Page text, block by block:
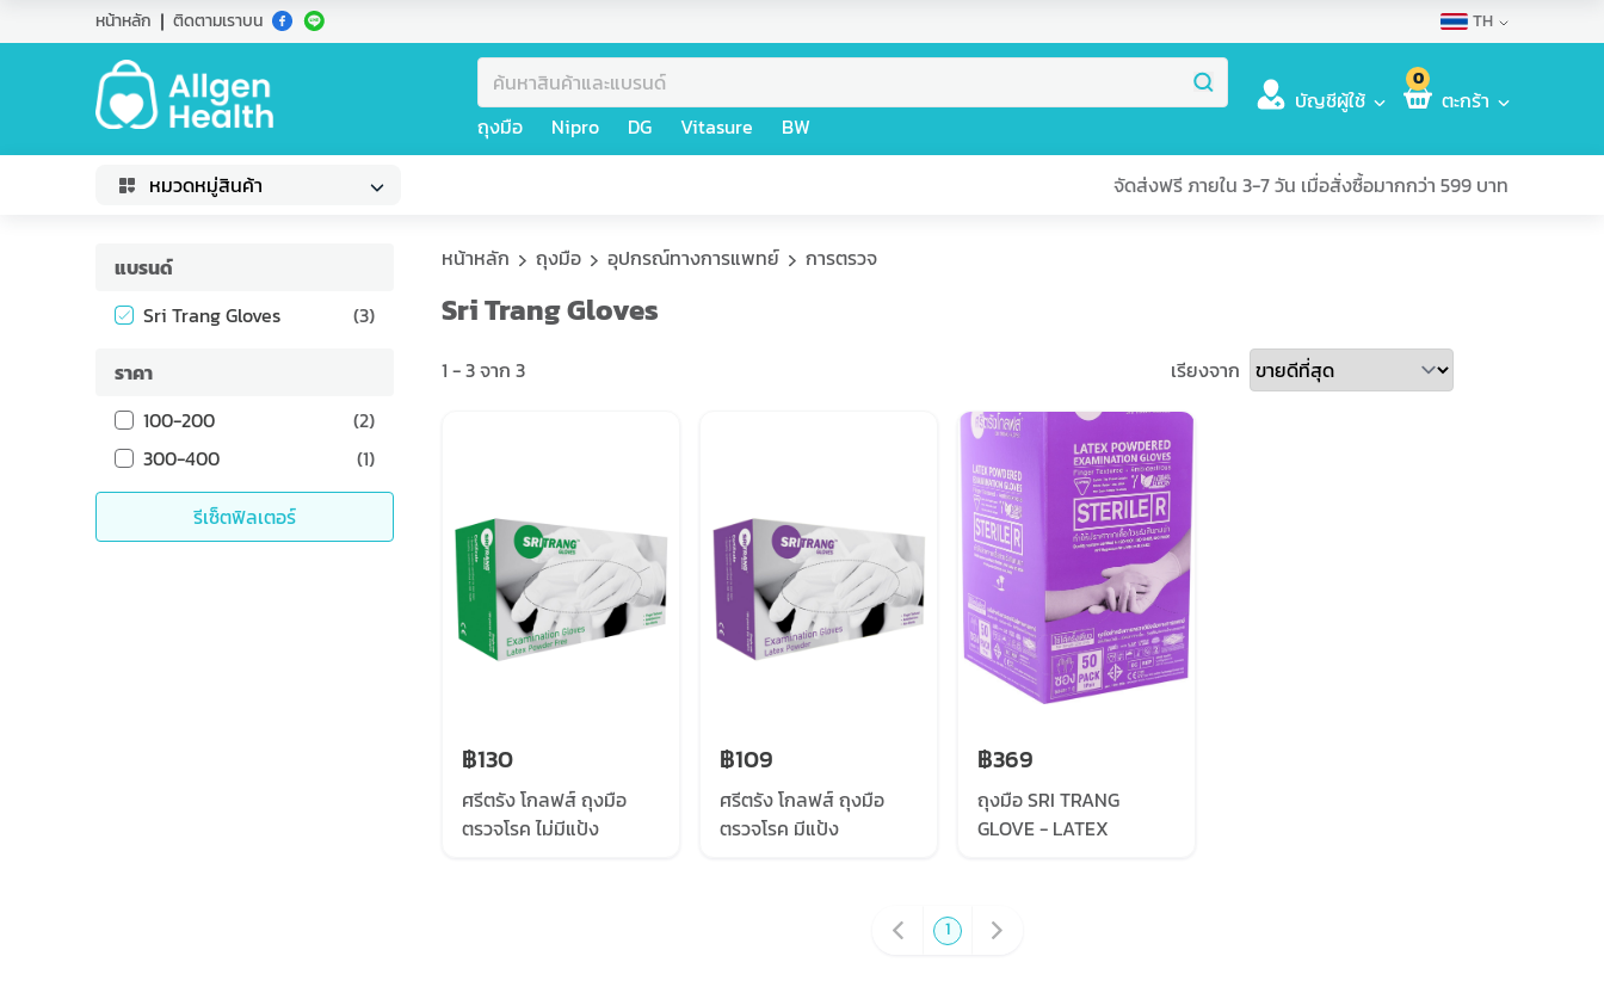
หน้าหลัก ติดตามเราบน TH
ถุงมือ Nipro DG Vitasure BW
บัญชีผู้ใช้
0
ตะกร้า
หมวดหมู่สินค้า จัดส่งฟรี ภายใน 3-7 วัน เมื่อสั่งซื้อมากกว่า 599 บาท
แบรนด์
Sri Trang Gloves
(3)
ราคา
100-200
(2)
300-400
(1)
รีเซ็ตฟิลเตอร์
หน้าหลัก ถุงมือ อุปกรณ์ทางการแพทย์ การตรวจ
Sri Trang Gloves
1 -3จาก 3 เรียงจาก
฿130
ศรีตรัง โกลฟส์ ถุงมือ
ตรวจโรค ไม่มีแป้ง
฿109
ศรีตรัง โกลฟส์ ถุงมือ
ตรวจโรค มีแป้ง
฿369
ถุงมือ SRI TRANG
GLOVE - LATEX
PURPLE BOX
1